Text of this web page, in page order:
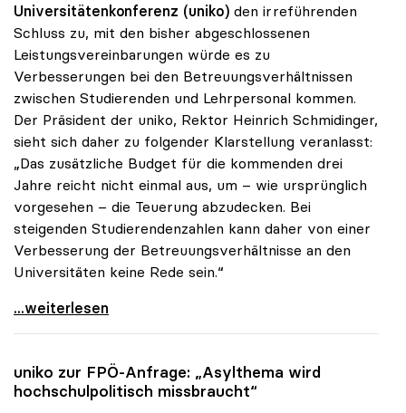
Universitätenkonferenz (uniko) den irreführenden
Schluss zu, mit den bisher abgeschlossenen
Leistungsvereinbarungen würde es zu
Verbesserungen bei den Betreuungsverhältnissen
zwischen Studierenden und Lehrpersonal kommen.
Der Präsident der uniko, Rektor Heinrich Schmidinger,
sieht sich daher zu folgender Klarstellung veranlasst:
„Das zusätzliche Budget für die kommenden drei
Jahre reicht nicht einmal aus, um – wie ursprünglich
vorgesehen – die Teuerung abzudecken. Bei
steigenden Studierendenzahlen kann daher von einer
Verbesserung der Betreuungsverhältnisse an den
Universitäten keine Rede sein.“
Schmidinger: „Von besseren Betreuungsrelationen
...weiterlesen
uniko zur FPÖ-Anfrage: „Asylthema wird
hochschulpolitisch missbraucht“